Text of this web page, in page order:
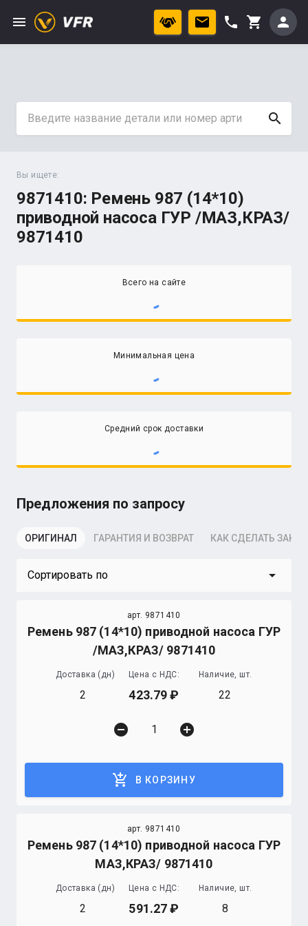
menu phone shopping_cart person
search
Вы ищете:
9871410: Ремень 987 (14*10)
приводной насоса ГУР /МАЗ,КРАЗ/
9871410
Всего на сайте
Минимальная цена
Средний срок доставки
Предложения по запросу
ОРИГИНАЛ ГАРАНТИЯ И ВОЗВРАТ КАК СДЕЛАТЬ
Сортировать по arrow_drop_down
арт. 9871410
Ремень 987 (14*10) приводной насоса ГУР
/МАЗ,КРАЗ/ 9871410
Доставка (дн)
2
Цена с НДС:
423.79
Наличие, шт.
22
remove_circle add_circle
add_shopping_cart В КОРЗИНУ
арт. 9871410
Ремень 987 (14*10) приводной насоса ГУР
МАЗ,КРАЗ/ 9871410
Доставка (дн)
2
Цена с НДС:
591.27
Наличие, шт.
8